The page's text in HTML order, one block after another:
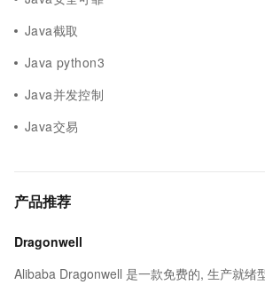
Java截取
Java python3
Java并发控制
Java交易
产品推荐
Dragonwell
Alibaba Dragonwell 是一款免费的, 生产就绪